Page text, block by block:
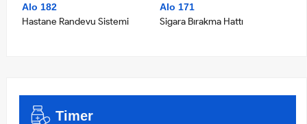
Alo 182
Hastane Randevu Sistemi
Alo 171
Sigara Bırakma Hattı
Timer